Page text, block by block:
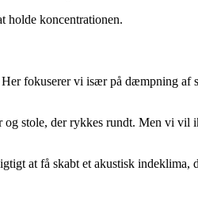
holde koncentrationen.
fokuserer vi især på dæmpning af
stole, der rykkes rundt. Men vi vil
at få skabt et akustisk